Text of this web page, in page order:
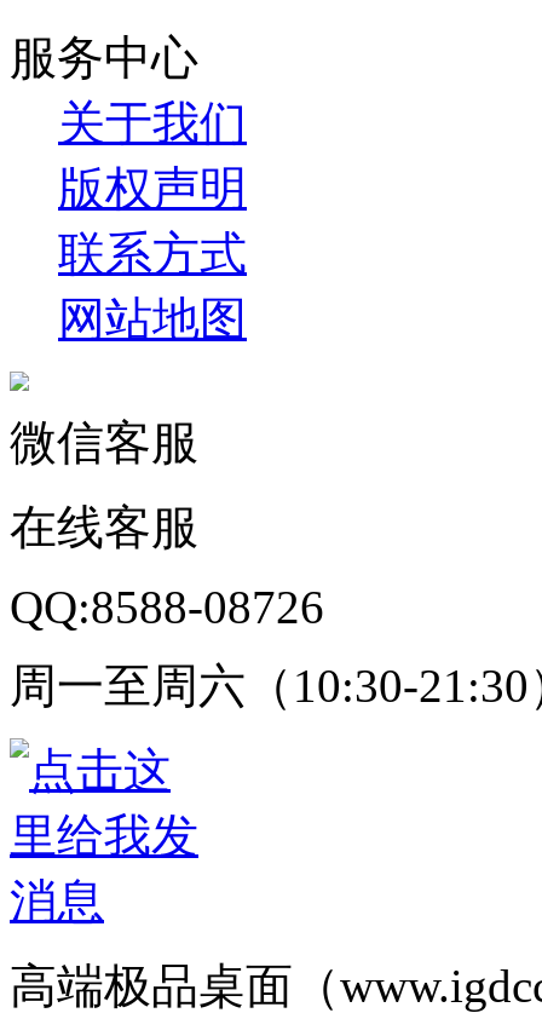
服务中心
关于我们
版权声明
联系方式
网站地图
微信客服
在线客服
QQ:8588-08726
周一至周六（10:30-21:30
高端极品桌面（